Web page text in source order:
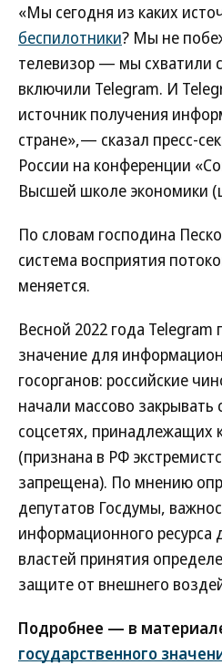
«Мы сегодня из каких
беспилотники? Мы не
телевизор — мы схватили
включили Telegram. И
источник получения
стране»,— сказал пресс-
России на конференции
Высшей школе экономики
По словам господина
система восприятия
меняется.
Весной 2022 года Telegram
значение для
госорганов: российские
начали массово закрывать
соцсетях, принадлежащих
(признана в РФ
запрещена). По мнению
депутатов Госдумы,
информационного ресурса
властей принятия
защите от внешнего
Подробнее — в
государственного